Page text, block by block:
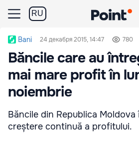
RU
Bani 24 декабря 2015, 14:47 780
Băncile care au
mai mare profit în
noiembrie
Băncile din Republica
creștere continuă a profitului.